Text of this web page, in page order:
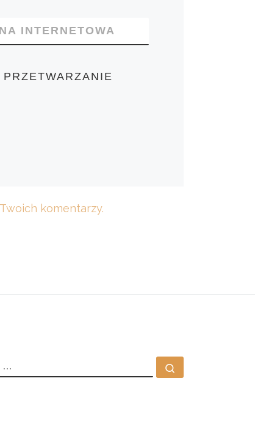
INTERNETOWA
komentarzy.